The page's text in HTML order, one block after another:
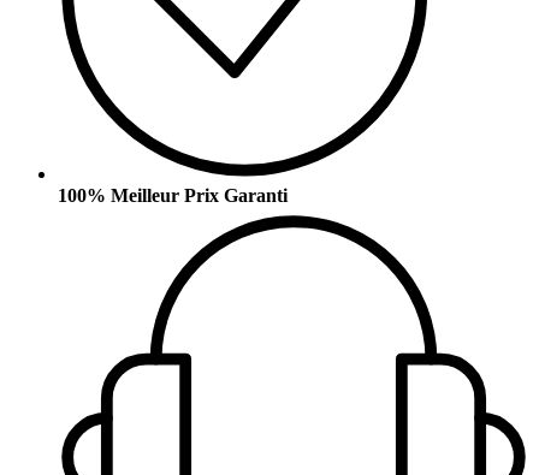
100% Meilleur Prix Garanti